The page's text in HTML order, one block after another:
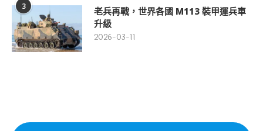
3
老兵再戰，世界各國 M113 裝甲運兵車
升級
2026-03-11